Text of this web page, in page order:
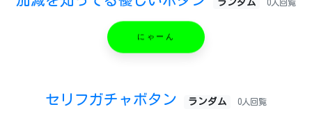
ランダム 0人回覧
にゃーん
セリフガチャボタン ランダム 0人回覧